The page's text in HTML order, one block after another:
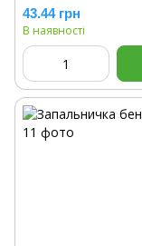
43.44 грн
В наявності